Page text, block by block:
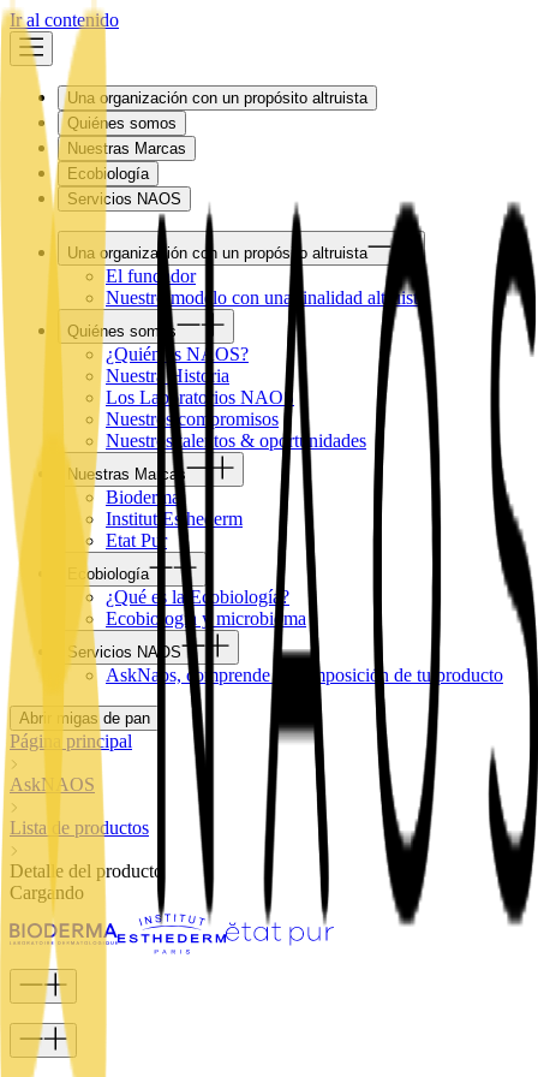
Ir al contenido
Una organización con un propósito altruista
Quiénes somos
Nuestras Marcas
Ecobiología
Servicios NAOS
Una organización con un propósito altruista
El fundador
Nuestro modelo con una finalidad altruista
Quiénes somos
¿Quién es NAOS?
Nuestra Historia
Los Laboratorios NAOS
Nuestros compromisos
Nuestros talentos & oportunidades
Nuestras Marcas
Bioderma
Institut Esthederm
Etat Pur
Ecobiología
¿Qué es la Ecobiología?
Ecobiología y microbioma
Servicios NAOS
AskNaos, comprende la composición de tu producto
Abrir migas de pan
Página principal
AskNAOS
Lista de productos
Detalle del producto
Cargando